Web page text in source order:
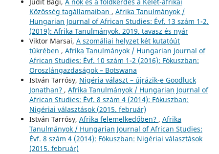
Judit Bagi, A nők és a földkérdés a Kelet-afrikai
Közösség tagállamaiban , Afrika Tanulmányok /
Hungarian Journal of African Studies: Évf. 13 szám 1-2.
(2019): Afrika Tanulmányok. 2019. tavasz és nyár
Viktor Marsai, A szomáliai helyzet két kutatóút
tükrében , Afrika Tanulmányok / Hungarian Journal of
African Studies: Évf. 10 szám 1-2 (2016): Fókuszban:
Oroszlángazdaságok – Botswana
István Tarrósy, Nigéria választ – újrázik-e Goodluck
Jonathan? , Afrika Tanulmányok / Hungarian Journal of
African Studies: Évf. 8 szám 4 (2014): Fókuszban:
Nigériai választások (2015. február)
István Tarrósy, Afrika felemelkedőben? , Afrika
Tanulmányok / Hungarian Journal of African Studies:
Évf. 8 szám 4 (2014): Fókuszban: Nigériai választások
(2015. február)